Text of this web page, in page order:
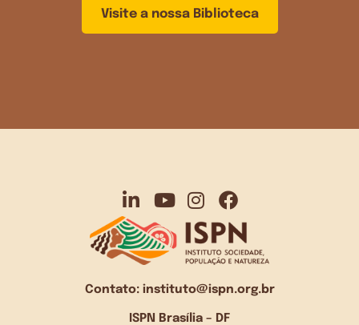
Visite a nossa Biblioteca
Contato: instituto@ispn.org.br
ISPN Brasília – DF